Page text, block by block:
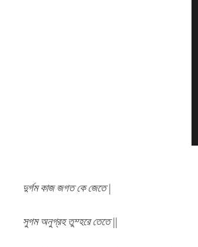
দুর্গম কাজ জগত কে জেতে |
সুগম অনুগ্রহ তুম্হরে তেতে ||